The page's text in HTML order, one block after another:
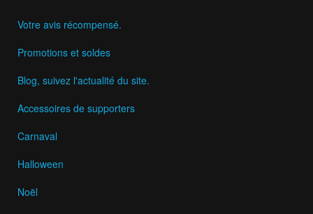
Votre avis récompensé.
Promotions et soldes
Blog, suivez l'actualité du site.
Accessoires de supporters
Carnaval
Halloween
Noël